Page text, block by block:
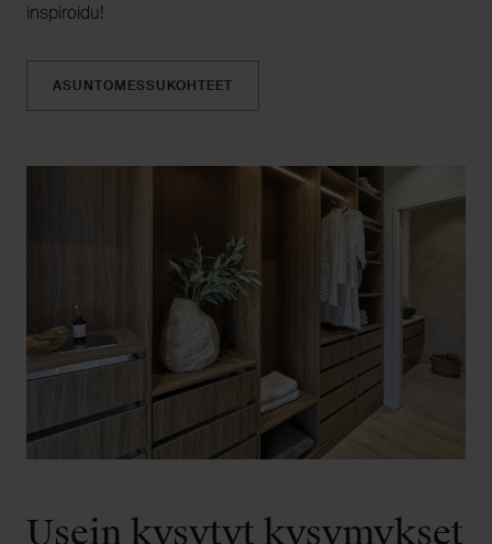
inspiroidu!
ASUNTOMESSUKOHTEET
Usein kysytyt kysymykset